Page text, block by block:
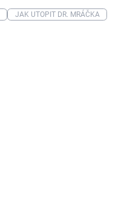
JAK UTOPIT DR. MRÁČKA